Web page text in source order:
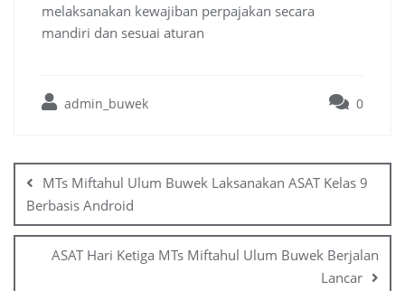
melaksanakan kewajiban perpajakan secara
mandiri dan sesuai aturan
admin_buwek 0
navigation
MTs Miftahul Ulum Buwek Laksanakan ASAT Kelas 9
Berbasis Android
ASAT Hari Ketiga MTs Miftahul Ulum Buwek Berjalan
Lancar